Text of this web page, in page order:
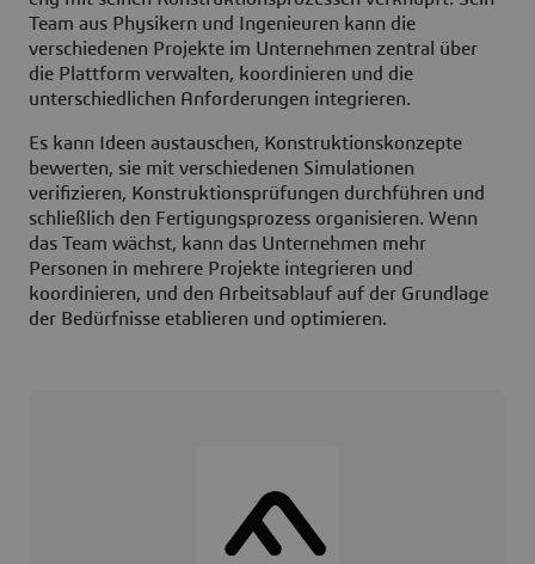
Team aus Physikern und Ingenieuren kann die
verschiedenen Projekte im Unternehmen zentral über
die Plattform verwalten, koordinieren und die
unterschiedlichen Anforderungen integrieren.
Es kann Ideen austauschen, Konstruktionskonzepte
bewerten, sie mit verschiedenen Simulationen
verifizieren, Konstruktionsprüfungen durchführen und
schließlich den Fertigungsprozess organisieren. Wenn
das Team wächst, kann das Unternehmen mehr
Personen in mehrere Projekte integrieren und
koordinieren, und den Arbeitsablauf auf der Grundlage
der Bedürfnisse etablieren und optimieren.